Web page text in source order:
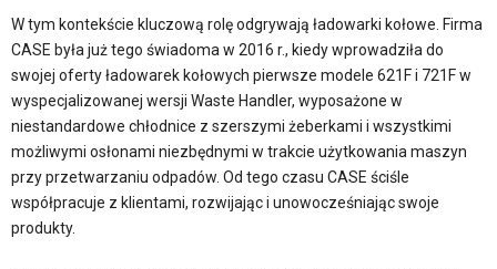
W tym kontekście kluczową rolę odgrywają ładowarki kołowe. Firma
CASE była już tego świadoma w 2016 r., kiedy wprowadziła do
swojej oferty ładowarek kołowych pierwsze modele 621F i 721F w
wyspecjalizowanej wersji Waste Handler, wyposażone w
niestandardowe chłodnice z szerszymi żeberkami i wszystkimi
możliwymi osłonami niezbędnymi w trakcie użytkowania maszyn
przy przetwarzaniu odpadów. Od tego czasu CASE ściśle
współpracuje z klientami, rozwijając i unowocześniając swoje
produkty.